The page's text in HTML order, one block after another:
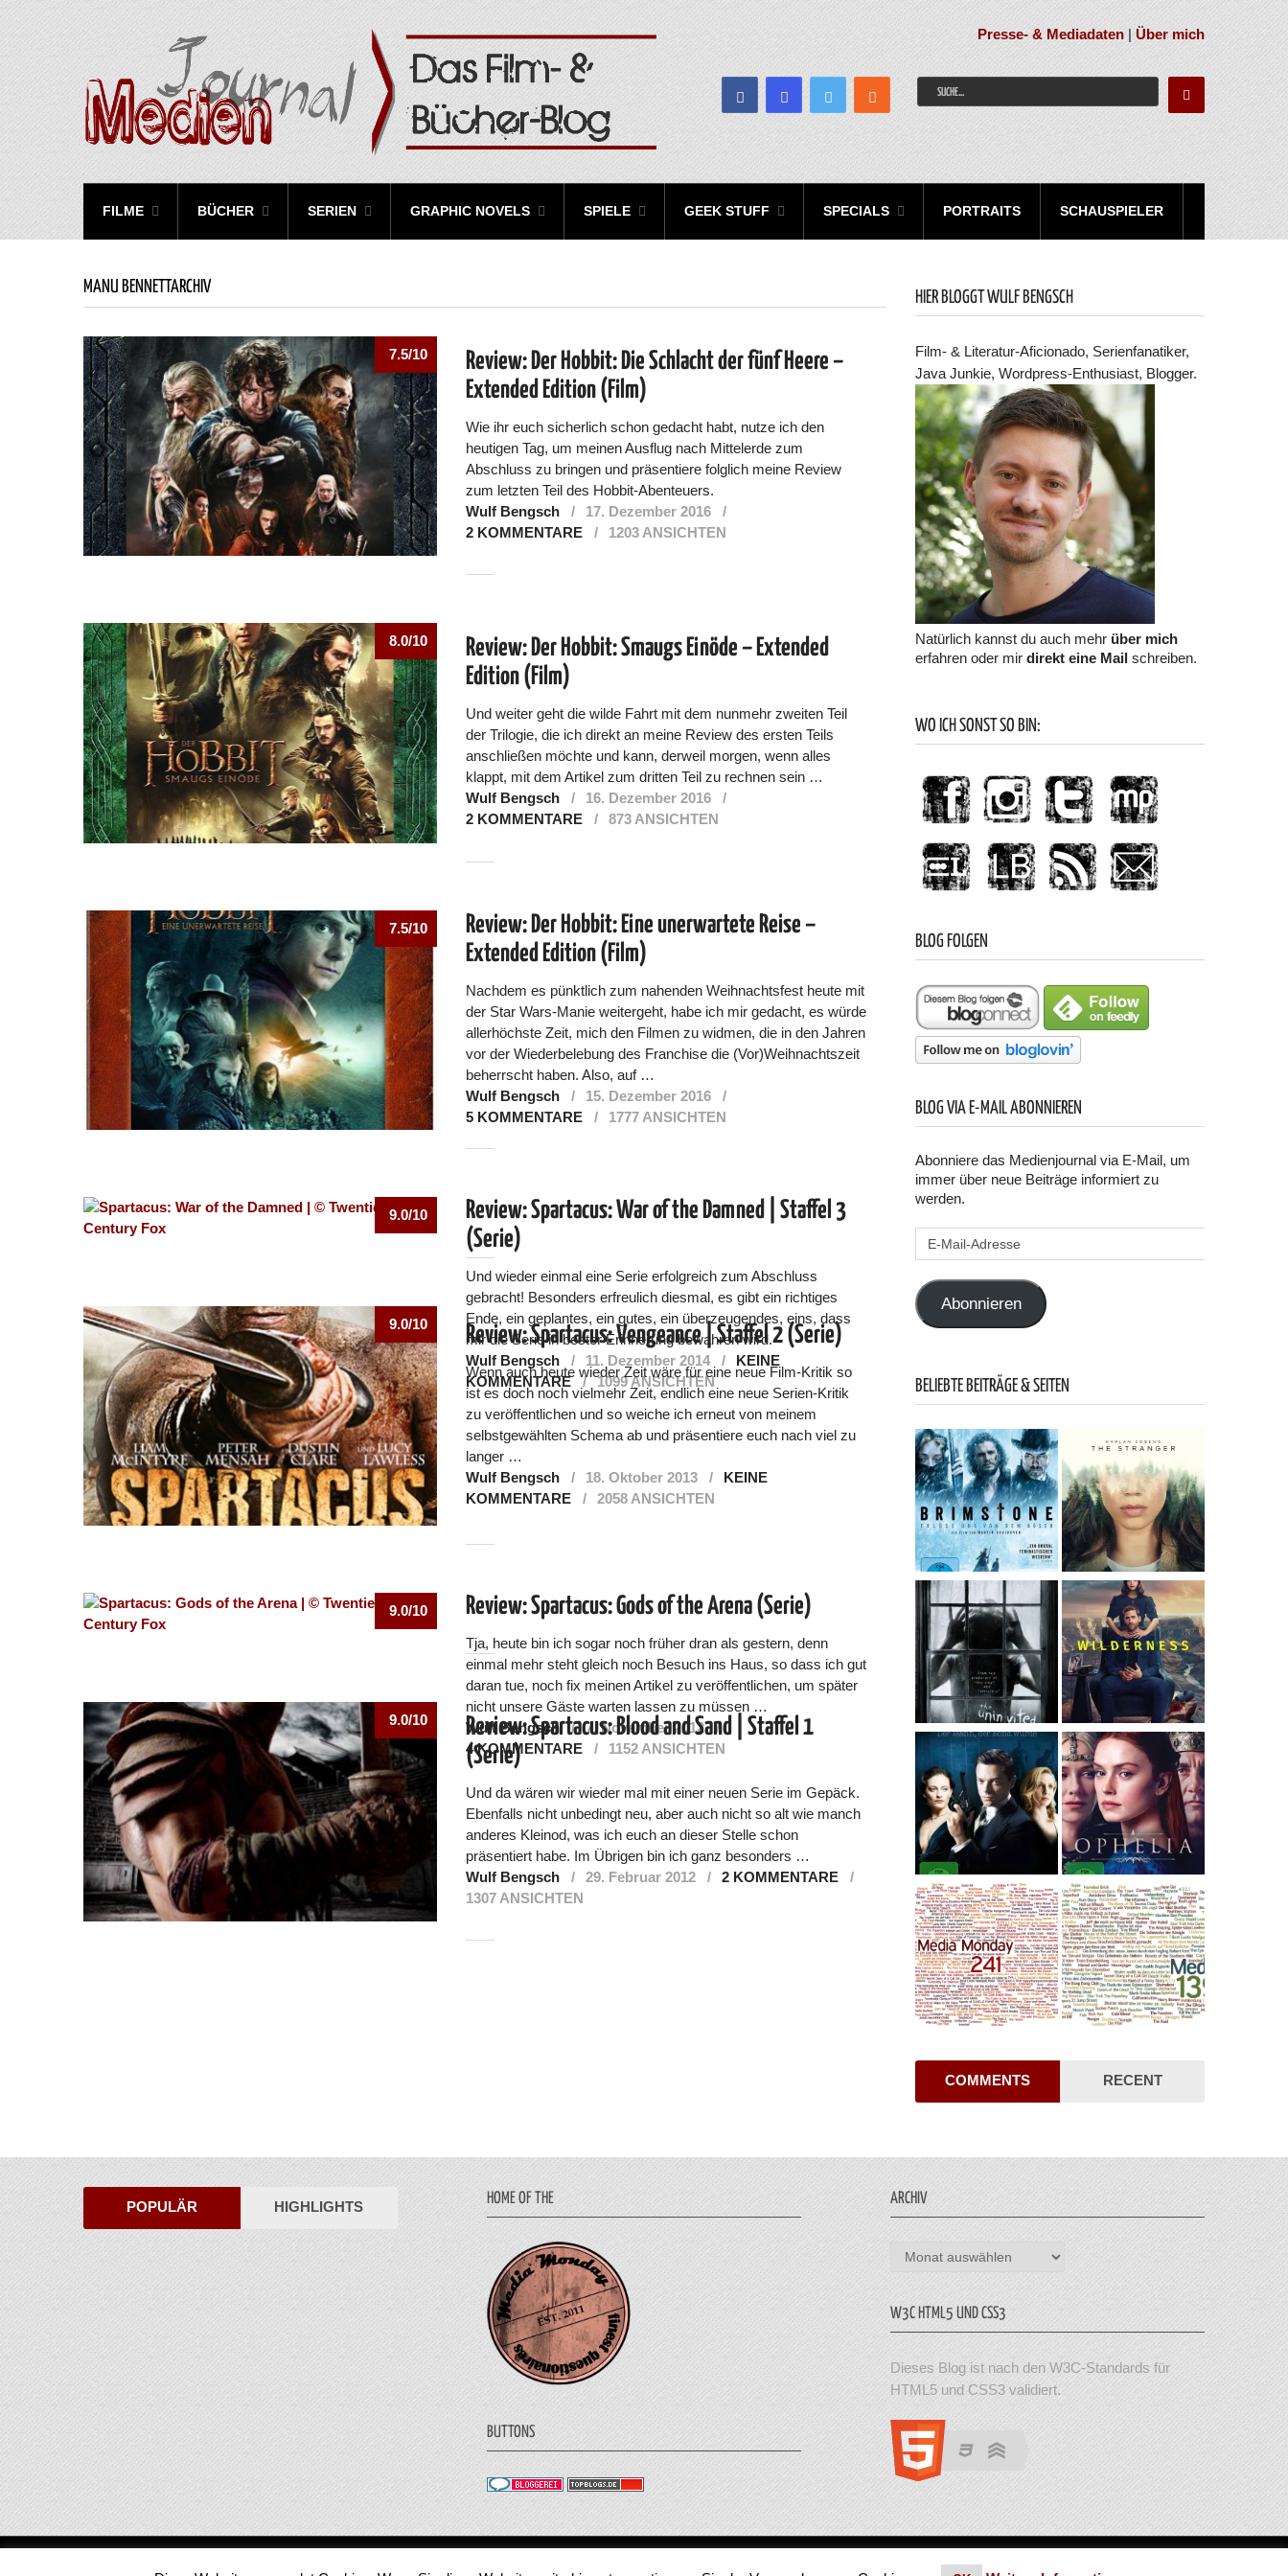
Presse- & Mediadaten |Über mich
FILME BÜCHER SERIEN GRAPHIC NOVELS SPIELE GEEK STUFF SPECIALS PORTRAITS SCHAUSPIELER
MANU BENNETTARCHIV
7.5/10
Review: Der Hobbit: Die Schlacht der fünf Heere –
Extended Edition (Film)
Wie ihr euch sicherlich schon gedacht habt, nutze ich den
heutigen Tag, um meinen Ausflug nach Mittelerde zum
Abschluss zu bringen und präsentiere folglich meine Review
zum letzten Teil des Hobbit-Abenteuers.
Wulf Bengsch
17. Dezember 2016
2 KOMMENTARE
1203 ANSICHTEN
8.0/10
Review: Der Hobbit: Smaugs Einöde – Extended
Edition (Film)
Und weiter geht die wilde Fahrt mit dem nunmehr zweiten Teil
der Trilogie, die ich direkt an meine Review des ersten Teils
anschließen möchte und kann, derweil morgen, wenn alles
klappt, mit dem Artikel zum dritten Teil zu rechnen sein …
Wulf Bengsch
16. Dezember 2016
2 KOMMENTARE
873 ANSICHTEN
7.5/10
Review: Der Hobbit: Eine unerwartete Reise –
Extended Edition (Film)
Nachdem es pünktlich zum nahenden Weihnachtsfest heute mit
der Star Wars-Manie weitergeht, habe ich mir gedacht, es würde
allerhöchste Zeit, mich den Filmen zu widmen, die in den Jahren
vor der Wiederbelebung des Franchise die (Vor)Weihnachtszeit
beherrscht haben. Also, auf …
Wulf Bengsch
15. Dezember 2016
5 KOMMENTARE
1777 ANSICHTEN
9.0/10
Review: Spartacus: War of the Damned | Staffel 3
(Serie)
Und wieder einmal eine Serie erfolgreich zum Abschluss
gebracht! Besonders erfreulich diesmal, es gibt ein richtiges
Ende, ein geplantes, ein gutes, ein überzeugendes, eins, dass
mir die Serie in bester Erinnerung bewahren wird.
Wulf Bengsch
11. Dezember 2014
KEINE
KOMMENTARE
1099 ANSICHTEN
9.0/10 Review: Spartacus: Vengeance | Staffel 2 (Serie)
Wenn auch heute wieder Zeit wäre für eine neue Film-Kritik so
ist es doch noch vielmehr Zeit, endlich eine neue Serien-Kritik
zu veröffentlichen und so weiche ich erneut von meinem
selbstgewählten Schema ab und präsentiere euch nach viel zu
langer …
Wulf Bengsch
18. Oktober 2013
KEINE
KOMMENTARE
2058 ANSICHTEN
9.0/10 Review: Spartacus: Gods of the Arena (Serie)
Tja, heute bin ich sogar noch früher dran als gestern, denn
einmal mehr steht gleich noch Besuch ins Haus, so dass ich gut
daran tue, noch fix meinen Artikel zu veröffentlichen, um später
nicht unsere Gäste warten lassen zu müssen …
Wulf Bengsch
7. November 2012
4 KOMMENTARE
1152 ANSICHTEN
9.0/10
Review: Spartacus: Blood and Sand | Staffel 1
(Serie)
Und da wären wir wieder mal mit einer neuen Serie im Gepäck.
Ebenfalls nicht unbedingt neu, aber auch nicht so alt wie manch
anderes Kleinod, was ich euch an dieser Stelle schon
präsentiert habe. Im Übrigen bin ich ganz besonders …
Wulf Bengsch
29. Februar 2012
2 KOMMENTARE
1307 ANSICHTEN
HIER BLOGGT WULF BENGSCH
Film- & Literatur-Aficionado, Serienfanatiker,
Java Junkie, Wordpress-Enthusiast, Blogger.
Natürlich kannst du auch mehr über mich
erfahren oder mirdirekt eine Mail schreiben.
WO ICH SONST SO BIN:
BLOG FOLGEN
BLOG VIA E-MAIL ABONNIEREN
Abonniere das Medienjournal via E-Mail, um
immer über neue Beiträge informiert zu
werden.
E-
Abonnieren
BELIEBTE BEITRÄGE & SEITEN
COMMENTS RECENT
POPULÄR HIGHLIGHTS HOME OF THE
BUTTONS
ARCHIV
Archiv
W3C HTML5 UND CSS3
Dieses Blog ist nach den W3C-Standards für
HTML5 und CSS3 validiert.
Medienjournal Copyright © 2026. © 2011 - 2018 Medienjournal. Alle Rechte vorbehalten. Theme von MyThemeShop. Impressum